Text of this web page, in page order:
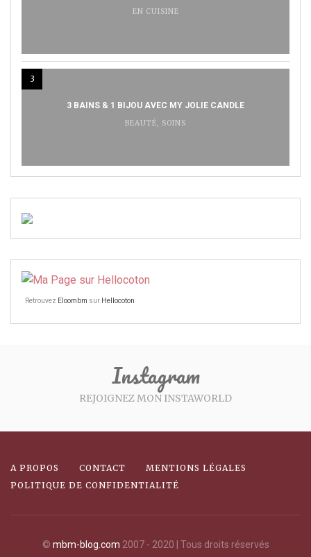
EN CUISINE
3
3 BAINS & 1 BIJOU AVEC MY JOLIE CANDLE
BEAUTÉ, SOINS
Retrouvez Eloombm sur Hellocoton
Instagram
REJOIGNEZ MON INSTAWORLD
A PROPOS CONTACT
MENTIONS LÉGALES
POLITIQUE DE CONFIDENTIALITÉ
© mbm-blog.com 2007 - 2020 | Tous droits réservés